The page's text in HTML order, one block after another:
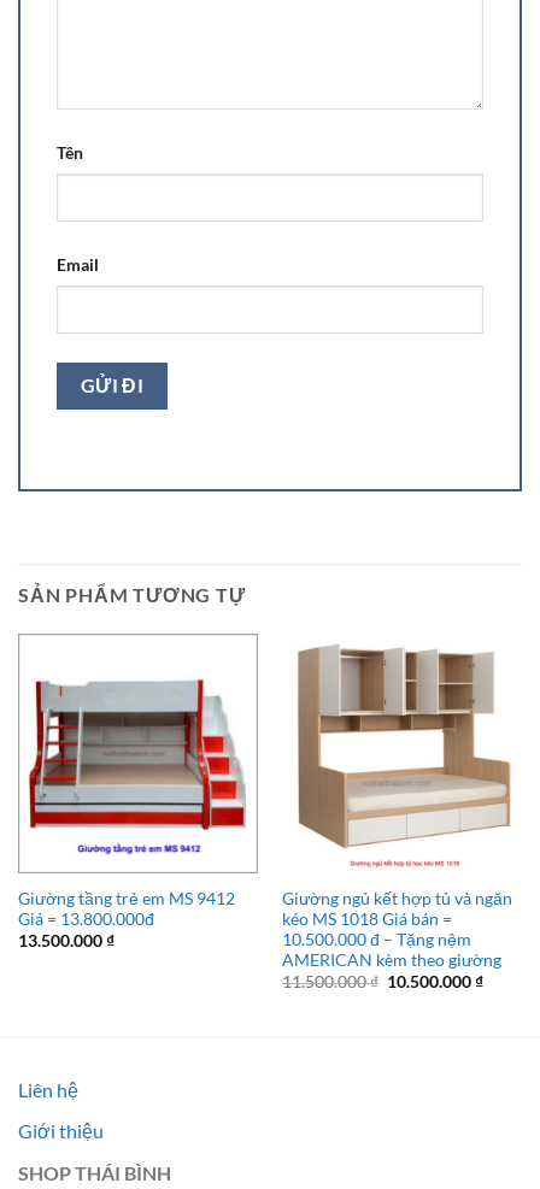
Tên
Email
SẢN PHẨM TƯƠNG TỰ
Giường tầng trẻ em MS 9412
Giá = 13.800.000đ
13.500.000₫
Giường ngủ kết hợp tủ và ngăn
kéo MS 1018 Giá bán =
10.500.000 đ – Tặng nệm
AMERICAN kèm theo giường
11.500.000₫ Giá
10.500.000₫Giá
Liên hệ
Giới thiệu
SHOP THÁI BÌNH